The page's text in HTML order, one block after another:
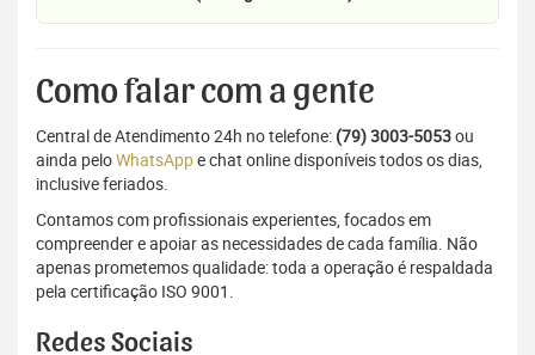
Como falar com a gente
Central de Atendimento 24h no telefone: (79) 3003-5053ou
ainda peloWhatsAppe chat online disponíveis todos os dias,
inclusive feriados.
Contamos com profissionais experientes, focados em
compreender e apoiar as necessidades de cada família. Não
apenas prometemos qualidade: toda a operação é respaldada
pela certificação ISO 9001.
Redes Sociais